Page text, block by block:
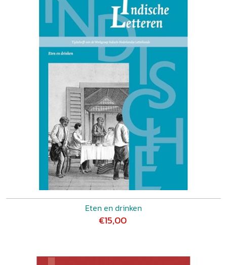
Eten en drinken
€15,00